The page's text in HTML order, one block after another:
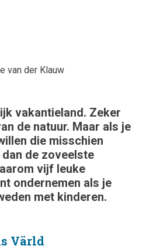
van der Klauw
vakantieland. Zeker
de natuur. Maar als je
die misschien
de zoveelste
vijf leuke
ondernemen als je
met kinderen.
Värld